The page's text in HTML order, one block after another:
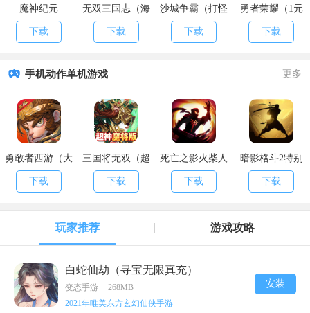
魔神纪元
下载
无双三国志（海
量送元宝）
下载
沙城争霸（打怪
掉充值）
下载
勇者荣耀（1元
商城特权）
下载
手机动作单机游戏 更多
勇敢者西游（大
乱斗）
下载
三国将无双（超
神魔将版）
下载
死亡之影火柴人
格斗
下载
暗影格斗2特别
版
下载
玩家推荐 游戏攻略
白蛇仙劫（寻宝无限真充）
变态手游
268MB
2021年唯美东方玄幻仙侠手游
安装